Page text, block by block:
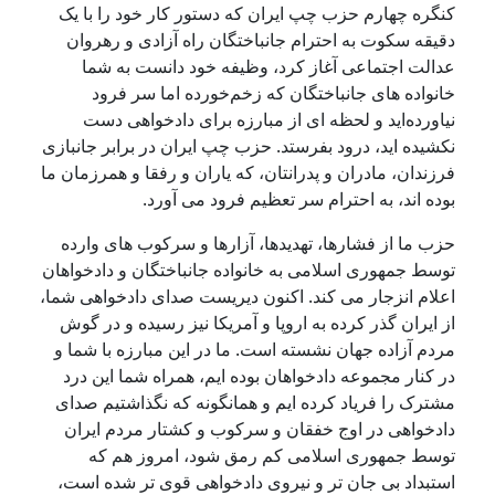
کنگره چهارم حزب چپ ایران که دستور کار خود را با یک
دقیقه سکوت به احترام جانباختگان راه آزادی و رهروان
عدالت اجتماعی آغاز کرد، وظیفه خود دانست به شما
خانواده های جانباختگان که زخمخورده ‌اما سر فرود
نیاورده اید و لحظه ای از مبارزه برای دادخواهی دست
نکشیدهاید، درود بفرستد.حزب چپ ایران در برابر جانبازی
فرزندان، مادران و پدرانتان، که یاران و رفقا و همرزمان ما
بودهاند، به احترام سر تعظیم فرود میآورد.
حزب ما از فشارها، تهدیدها، آزارها و سرکوب‌های وارده
توسط جمهوری اسلامی به خانواده جانباختگان و دادخواهان
اعلام انزجار می کند.اکنون دیریست صدای دادخواهی شما،
از ایران گذر کرده به اروپا و آمریکا نیز رسیده و در گوش
مردم آزاده جهان نشسته است.ما در این مبارزه با شما و
در کنار مجموعه دادخواهان بوده ایم، همراه شما این درد
مشترک را فریاد کرده ایم و همانگونه که نگذاشتیم صدای
دادخواهی در اوج خفقان و سرکوب و کشتار مردم ایران
توسط جمهوری اسلامی کمرمق شود، امروز هم که
استبداد بی جان تر و نیروی دادخواهی قوی تر شده است،